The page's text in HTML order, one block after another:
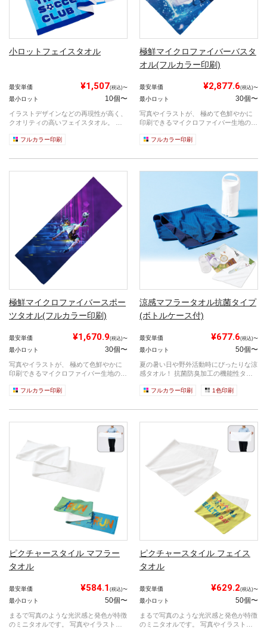
小ロットフェイスタオル
最安単価 ¥1,507(税込)〜
最小ロット 10個〜
イラストデザインなどの再現性が高く、
クオリティの高いフェイスタオル。 物
フルカラー印刷
極鮮マイクロファイバーバスタ
オル(フルカラー印刷)
最安単価 ¥2,877.6(税込)〜
最小ロット 30個〜
写真やイラストが、 極めて色鮮やかに
印刷できるマイクロファイバー生地のバ
フルカラー印刷
極鮮マイクロファイバースポー
ツタオル(フルカラー印刷)
最安単価 ¥1,670.9(税込)〜
最小ロット 30個〜
写真やイラストが、 極めて色鮮やかに
印刷できるマイクロファイバー生地のス
フルカラー印刷
涼感マフラータオル抗菌タイプ
(ボトルケース付)
最安単価 ¥677.6(税込)〜
最小ロット 50個〜
夏の暑い日や野外活動時にぴったりな涼
感タオル！ 抗菌防臭加工の機能性タオ
フルカラー印刷 1色印刷
ピクチャースタイル マフラー
タオル
最安単価 ¥584.1 (税込)〜
最小ロット 50個〜
まるで写真のような光沢感と発色が特徴
のミニタオルです。 写真やイラストデ
ピクチャースタイル フェイス
タオル
最安単価 ¥629.2(税込)〜
最小ロット 50個〜
まるで写真のような光沢感と発色が特徴
のミニタオルです。 写真やイラストデ